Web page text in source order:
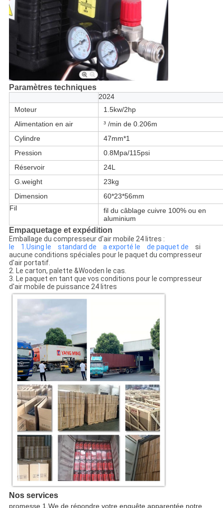
Paramètres techniques
2024
Moteur
1.5kw/2hp
Alimentation en air
³ /min de 0.206m
Cylindre
47mm*1
Pression
0.8Mpa/115psi
Réservoir
24L
G.weight
23kg
Dimension
60*23*56mm
Fil
fil du câblage cuivre 100% ou en
aluminium
Empaquetage et expédition
Emballage du compresseur d'air mobile 24 litres :
le 1.Using le standard de a exporté le de paquet de
si
aucune conditions spéciales pour le paquet du compresseur
d'air portatif.
2. Le carton, palette &Wooden le cas.
3. Le paquet en tant que vos conditions pour le compresseur
d'air mobile de puissance 24 litres
Nos services
promesse 1.We de répondre votre enquête apparentée notre